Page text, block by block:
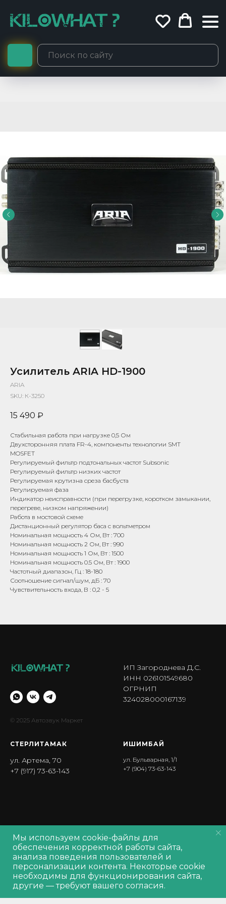
Усилитель ARIA HD-1900
ARIA
SKU: К-3250
15 490 ₽
Out of stock
Стабильная работа при нагрузке 0,5 Ом
Двухсторонняя плата FR-4, компоненты технологии SMT
MOSFET
Регулируемый фильтр подтональных частот Subsonic
Регулируемый фильтр низких частот
Регулируемая крутизна среза басбуста
Регулируемая фаза
Индикатор неисправности (при перегрузке, коротком замыкании,
перегреве, низком напряжении)
Работа в мостовой схеме
Дистанционный регулятор баса с вольтметром
Номинальная мощность 4 Ом, Вт : 700
Номинальная мощность 2 Ом, Вт : 990
Номинальная мощность 1 Ом, Вт : 1500
Номинальная мощность 0.5 Ом, Вт : 1900
Частотный диапазон, Гц : 18-180
Соотношение сигнал/шум, дБ : 70
Чувствительность входа, В : 0,2 - 5
© 2025 Автозвук Маркет
ИП Загороднева Д.С.
ИНН 026101549680
ОГРНИП
324028000167139
СТЕРЛИТАМАК
ул. Артема, 70
+7 (917) 73-63-143
ИШИМБА Й
ул. Бульварная, 1/1
+7 (904) 73-63-143
Политика обработки персональных данных
Политика обработкиcookie
Согласие на обработку персональных данных
Производитель оставляет за собой право изменять характеристики
товара, его внешний вид и комплектность без предварительного
уведомления продавца
Мы используем cookie-файлы для
обеспечения корректной работы сайта,
анализа поведения пользователей и
персонализации контента. Некоторые cookie
необходимы для функционирования сайта,
другие — требуют вашего согласия.